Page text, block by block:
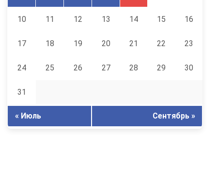
10 11 12 13 14 15 16
17 18 19 20 21 22 23
24 25 26 27 28 29 30
31
« Июль Сентябрь »